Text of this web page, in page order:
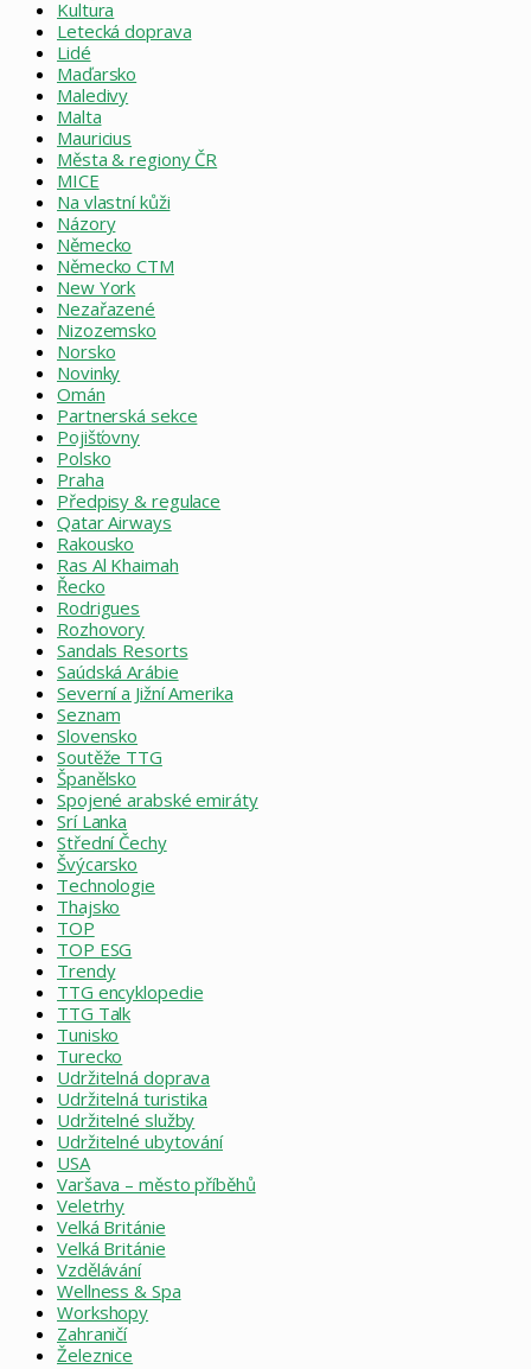
Kultura
Letecká doprava
Lidé
Maďarsko
Maledivy
Malta
Mauricius
Města & regiony ČR
MICE
Na vlastní kůži
Názory
Německo
Německo CTM
New York
Nezařazené
Nizozemsko
Norsko
Novinky
Omán
Partnerská sekce
Pojišťovny
Polsko
Praha
Předpisy & regulace
Qatar Airways
Rakousko
Ras Al Khaimah
Řecko
Rodrigues
Rozhovory
Sandals Resorts
Saúdská Arábie
Severní a Jižní Amerika
Seznam
Slovensko
Soutěže TTG
Španělsko
Spojené arabské emiráty
Srí Lanka
Střední Čechy
Švýcarsko
Technologie
Thajsko
TOP
TOP ESG
Trendy
TTG encyklopedie
TTG Talk
Tunisko
Turecko
Udržitelná doprava
Udržitelná turistika
Udržitelné služby
Udržitelné ubytování
USA
Varšava – město příběhů
Veletrhy
Velká Británie
Velká Británie
Vzdělávání
Wellness & Spa
Workshopy
Zahraničí
Železnice